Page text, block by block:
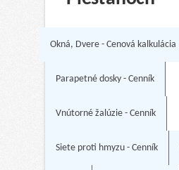
Okná, Dvere - Cenová kalkulácia
Parapetné dosky - Cenník
Vnútorné žalúzie - Cenník
Siete proti hmyzu - Cenník